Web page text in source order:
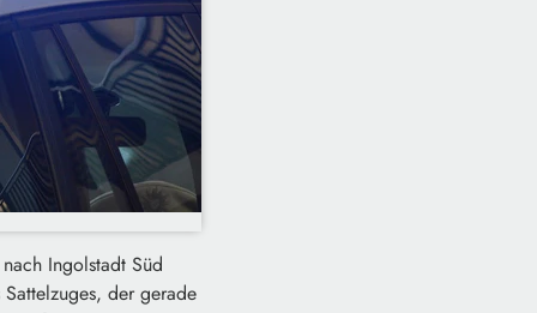
Ingolstadt Süd
der gerade